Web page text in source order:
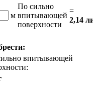
м
По сильно
впитывающей
поверхности
=
2,14
впитывающей